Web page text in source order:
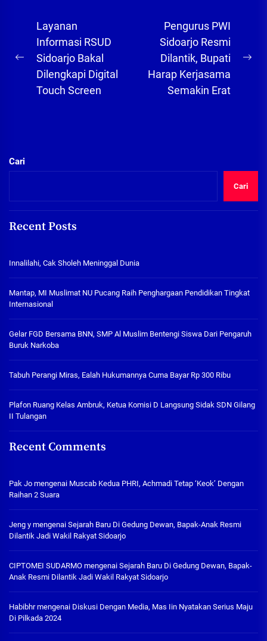
Navigasi
pos
Previous
post:
Layanan
Informasi RSUD
Sidoarjo Bakal
Dilengkapi Digital
Touch Screen
Pengurus PWI
Sidoarjo Resmi
Dilantik, Bupati
Harap Kerjasama
Semakin Erat
Cari
Cari
Recent Posts
Innalilahi, Cak Sholeh Meninggal Dunia
Mantap, MI Muslimat NU Pucang Raih Penghargaan Pendidikan Tingkat
Internasional
Gelar FGD Bersama BNN, SMP Al Muslim Bentengi Siswa Dari Pengaruh
Buruk Narkoba
Tabuh Perangi Miras, Ealah Hukumannya Cuma Bayar Rp 300 Ribu
Plafon Ruang Kelas Ambruk, Ketua Komisi D Langsung Sidak SDN Gilang
II Tulangan
Recent Comments
Pak Jo mengenai Muscab Kedua PHRI, Achmadi Tetap ‘Keok’ Dengan
Raihan 2 Suara
Jeng y mengenai Sejarah Baru Di Gedung Dewan, Bapak-Anak Resmi
Dilantik Jadi Wakil Rakyat Sidoarjo
CIPTOMEI SUDARMO mengenai Sejarah Baru Di Gedung Dewan, Bapak-
Anak Resmi Dilantik Jadi Wakil Rakyat Sidoarjo
Habibhrmengenai Diskusi Dengan Media, Mas Iin Nyatakan Serius Maju
Di Pilkada 2024